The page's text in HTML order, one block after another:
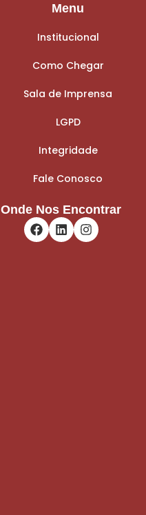
Menu
Institucional
Como Chegar
Sala de Imprensa
LGPD
Integridade
Fale Conosco
Onde Nos Encontrar